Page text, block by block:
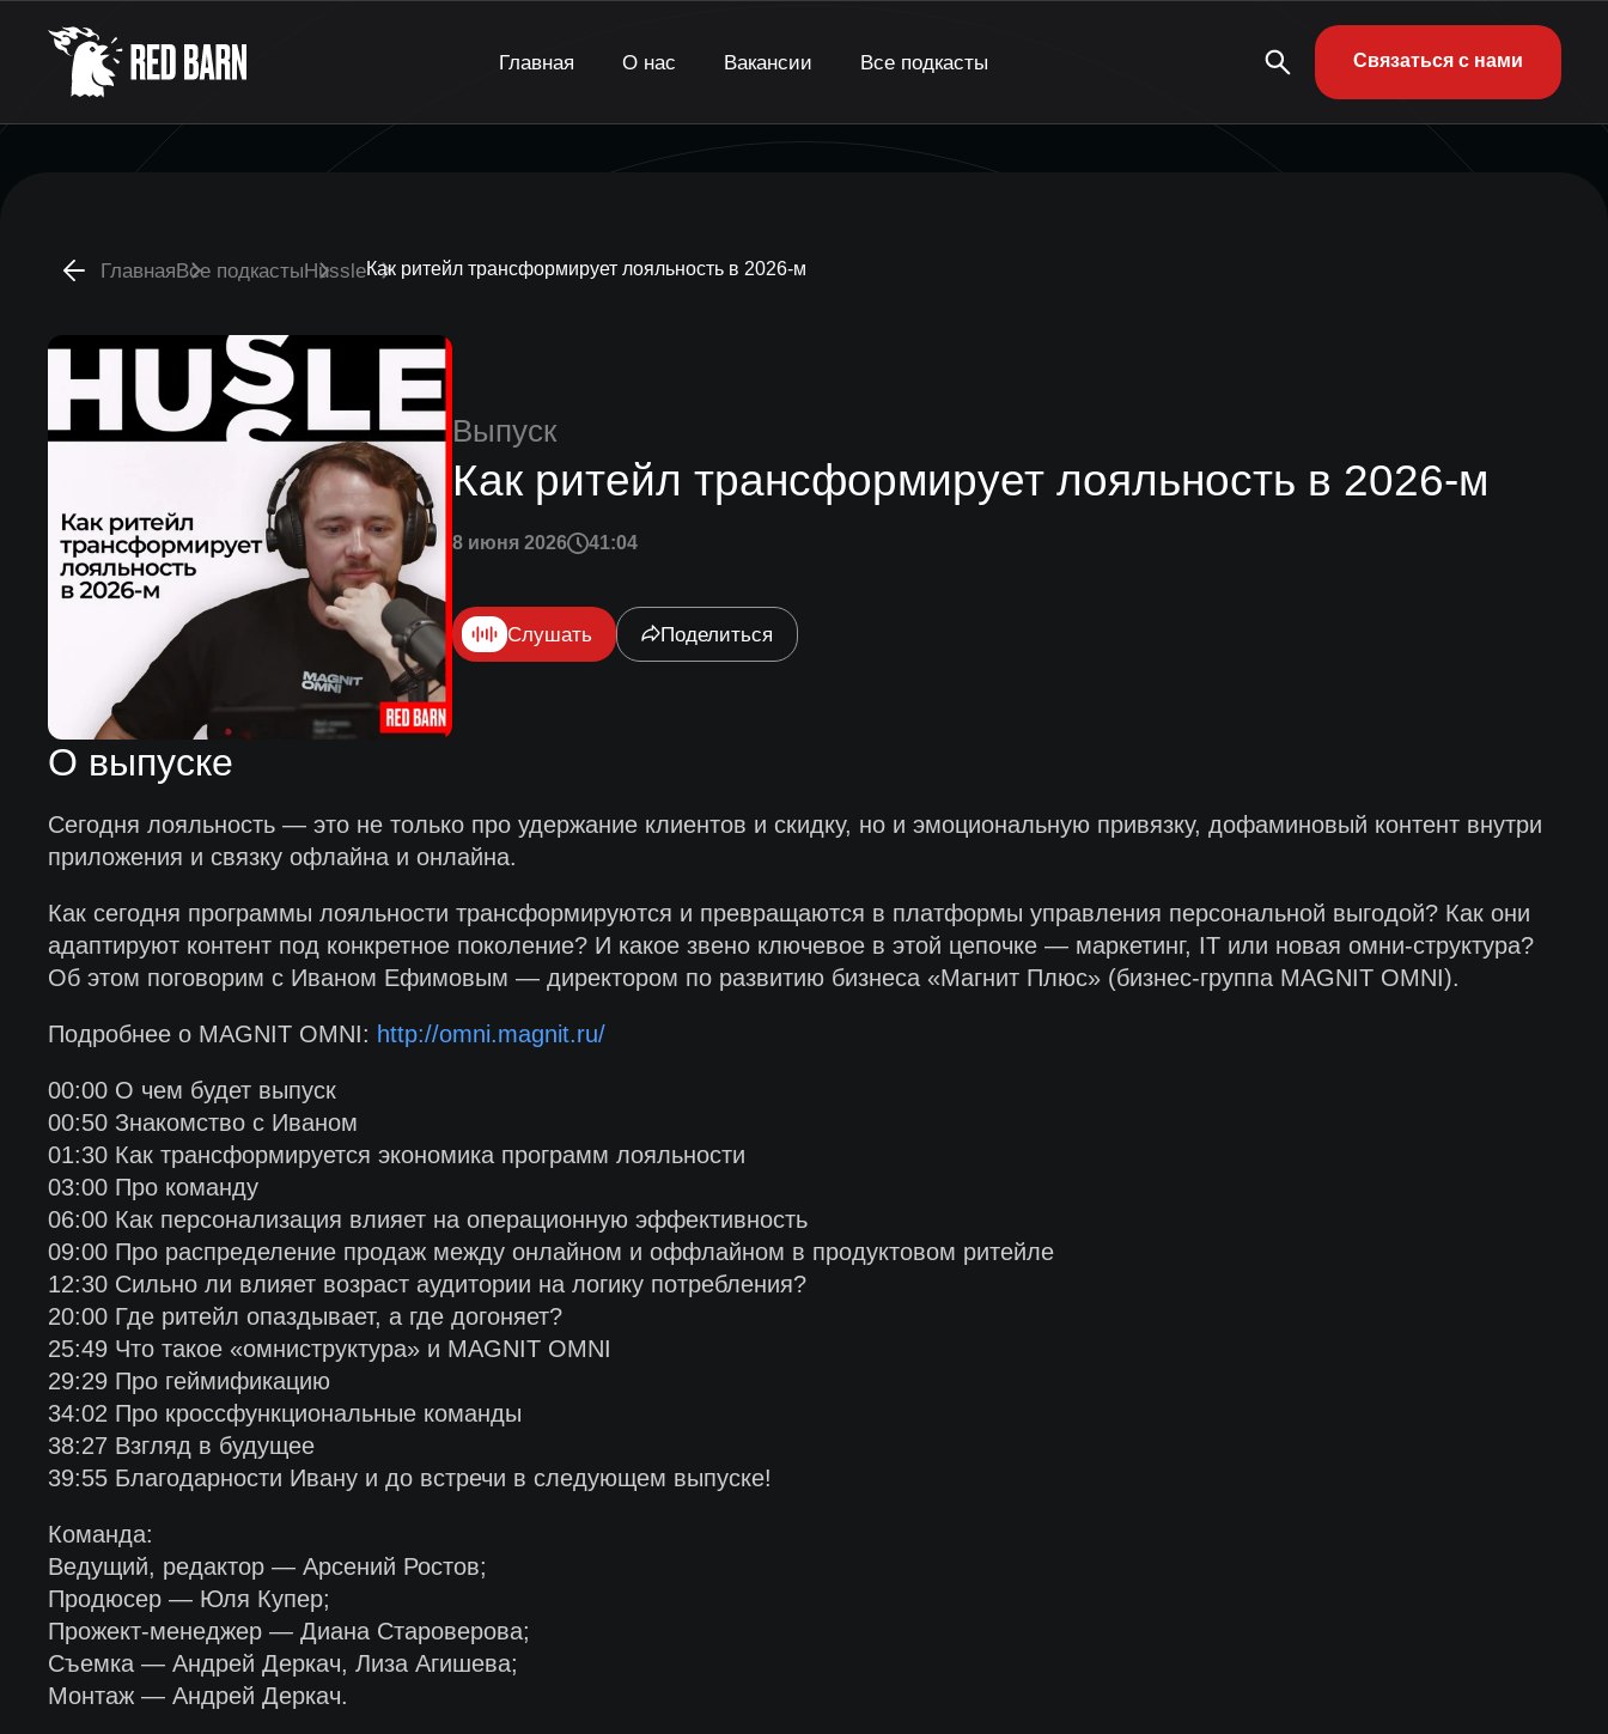
Главная О нас Вакансии Все подкасты Связаться с нами
ГлавнаяВсе подкастыHussleКак ритейл трансформирует лояльность в 2026-м
Выпуск
Как ритейл трансформирует лояльность в 2026-м
8 июня 2026 41:04
Слушать Поделиться
О выпуске
Сегодня лояльность — это не только про удержание клиентов и скидку, но и эмоциональную привязку, дофаминовый контент внутри
приложения и связку офлайна и онлайна.
Как сегодня программы лояльности трансформируются и превращаются в платформы управления персональной выгодой? Как они
адаптируют контент под конкретное поколение? И какое звено ключевое в этой цепочке — маркетинг, IT или новая омни-структура?
Об этом поговорим с Иваном Ефимовым — директором по развитию бизнеса «Магнит Плюс» (бизнес-группа MAGNIT OMNI).
Подробнее о MAGNIT OMNI: http://omni.magnit.ru/
00:00 О чем будет выпуск
00:50 Знакомство с Иваном
01:30 Как трансформируется экономика программ лояльности
03:00 Про команду
06:00 Как персонализация влияет на операционную эффективность
09:00 Про распределение продаж между онлайном и оффлайном в продуктовом ритейле
12:30 Сильно ли влияет возраст аудитории на логику потребления?
20:00 Где ритейл опаздывает, а где догоняет?
25:49 Что такое «омниструктура» и MAGNIT OMNI
29:29 Про геймификацию
34:02 Про кроссфункциональные команды
38:27 Взгляд в будущее
39:55 Благодарности Ивану и до встречи в следующем выпуске!
Команда:
Ведущий, редактор — Арсений Ростов;
Продюсер — Юля Купер;
Прожект-менеджер — Диана Староверова;
Съемка — Андрей Деркач, Лиза Агишева;
Монтаж — Андрей Деркач.